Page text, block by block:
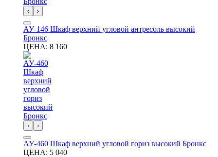
‹ ›
АУ-146 Шкаф верхний угловой антресоль высокий
Бронкс
ЦЕНА: 8 160
‹ ›
АУ-460 Шкаф верхний угловой гориз высокий Бронкс
ЦЕНА: 5 040